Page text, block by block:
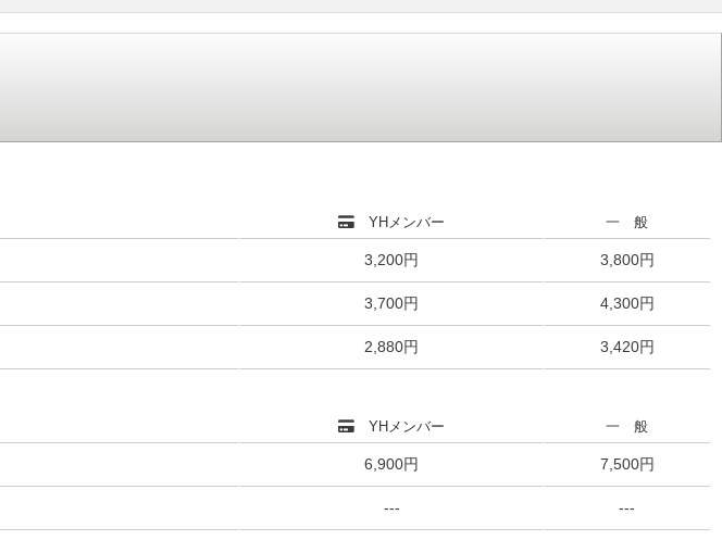
YHメンバー 一 般
3,200円 3,800円
3,700円 4,300円
2,880円 3,420円
YHメンバー 一 般
6,900円 7,500円
--- ---